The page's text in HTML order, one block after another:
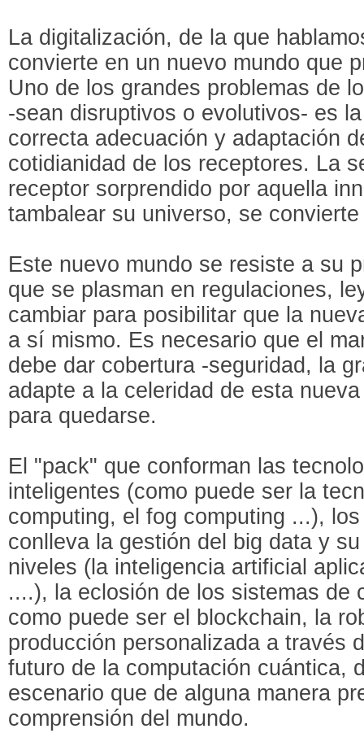
La digitalización, de la que
convierte en un nuevo mundo que
Uno de los grandes problemas de
-sean disruptivos o evolutivos- es
correcta adecuación y adaptación
cotidianidad de los receptores. La
receptor sorprendido por aquella
tambalear su universo, se
Este nuevo mundo se resiste a su
que se plasman en regulaciones,
cambiar para posibilitar que la
a sí mismo. Es necesario que el
debe dar cobertura -seguridad, la
adapte a la celeridad de esta
para quedarse.
El "pack" que conforman las
inteligentes (como puede ser la
computing, el fog computing ...),
conlleva la gestión del big data y
niveles (la inteligencia artificial
....), la eclosión de los sistemas de
como puede ser el blockchain, la
producción personalizada a través
futuro de la computación cuántica,
escenario que de alguna manera
comprensión del mundo.